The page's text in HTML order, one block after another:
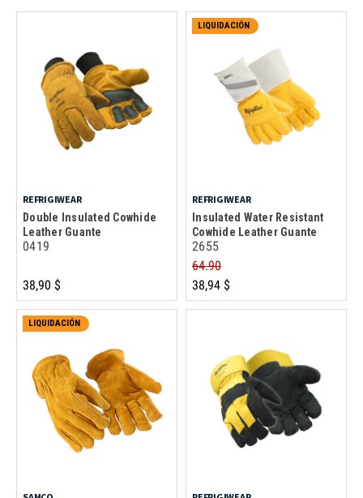
REFRIGIWEAR
Double Insulated Cowhide
Leather Guante
0419
38,90 $
LIQUIDACIÓN
REFRIGIWEAR
Insulated Water Resistant
Cowhide Leather Guante
2655
64.90
38,94 $
LIQUIDACIÓN